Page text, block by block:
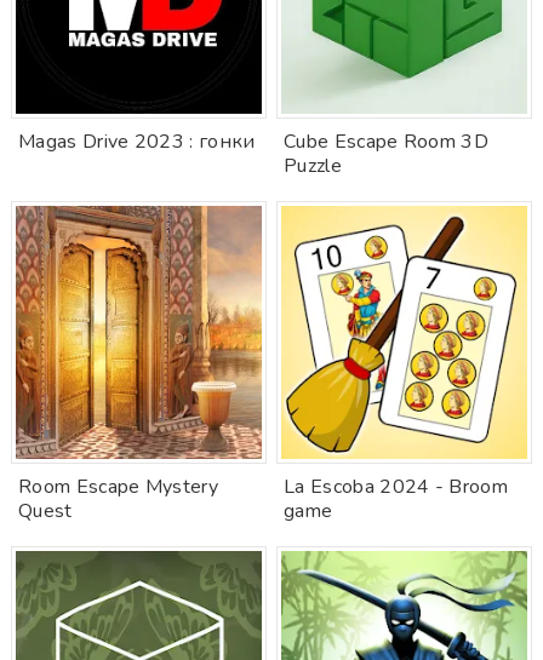
Magas Drive 2023 : гонки
Cube Escape Room 3D
Puzzle
Room Escape Mystery
Quest
La Escoba 2024 - Broom
game